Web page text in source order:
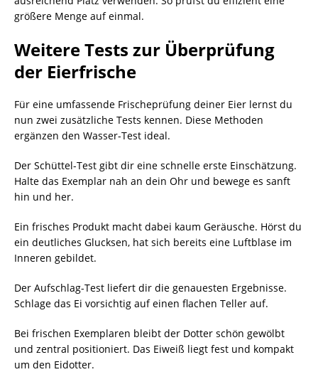
größere Menge auf einmal.
Weitere Tests zur Überprüfung
der Eierfrische
Für eine umfassende Frischeprüfung deiner Eier lernst du
nun zwei zusätzliche Tests kennen. Diese Methoden
ergänzen den Wasser-Test ideal.
Der Schüttel-Test gibt dir eine schnelle erste Einschätzung.
Halte das Exemplar nah an dein Ohr und bewege es sanft
hin und her.
Ein frisches Produkt macht dabei kaum Geräusche. Hörst du
ein deutliches Glucksen, hat sich bereits eine Luftblase im
Inneren gebildet.
Der Aufschlag-Test liefert dir die genauesten Ergebnisse.
Schlage das Ei vorsichtig auf einen flachen Teller auf.
Bei frischen Exemplaren bleibt der Dotter schön gewölbt
und zentral positioniert. Das Eiweiß liegt fest und kompakt
um den Eidotter.